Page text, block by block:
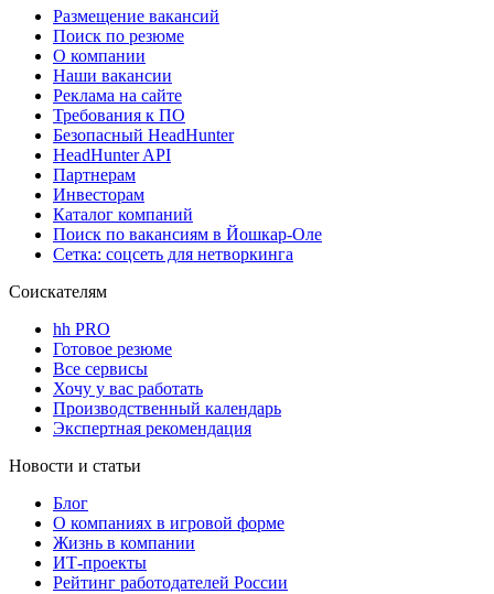
Размещение вакансий
Поиск по резюме
О компании
Наши вакансии
Реклама на сайте
Требования к ПО
Безопасный HeadHunter
HeadHunter API
Партнерам
Инвесторам
Каталог компаний
Поиск по вакансиям в Йошкар-Оле
Сетка: соцсеть для нетворкинга
Соискателям
hh PRO
Готовое резюме
Все сервисы
Хочу у вас работать
Производственный календарь
Экспертная рекомендация
Новости и статьи
Блог
О компаниях в игровой форме
Жизнь в компании
ИТ-проекты
Рейтинг работодателей России